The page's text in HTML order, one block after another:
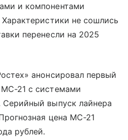
и компонентами
не сошлись
перенесли на 2025
анонсировал первый
МС-21 с системами
Серийный выпуск лайнера
цена МС-21
рублей.